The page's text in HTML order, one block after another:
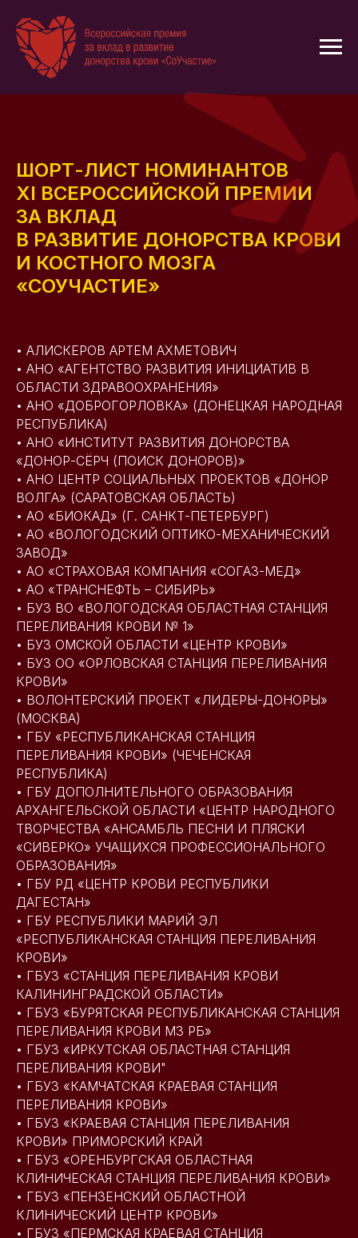
ШОРТ-ЛИСТ НОМИНАНТОВ
XI ВСЕРОССИЙСКОЙ ПРЕМИИ
ЗА ВКЛАД
В РАЗВИТИЕ ДОНОРСТВА КРОВИ
И КОСТНОГО МОЗГА
«СОУЧАСТИЕ»
• АЛИСКЕРОВ АРТЕМ АХМЕТОВИЧ
• АНО «АГЕНТСТВО РАЗВИТИЯ ИНИЦИАТИВ В
ОБЛАСТИ ЗДРАВООХРАНЕНИЯ»
• АНО «ДОБРОГОРЛОВКА» (ДОНЕЦКАЯ НАРОДНАЯ
РЕСПУБЛИКА)
• АНО «ИНСТИТУТ РАЗВИТИЯ ДОНОРСТВА
«ДОНОР-СЁРЧ (ПОИСК ДОНОРОВ)»
• АНО ЦЕНТР СОЦИАЛЬНЫХ ПРОЕКТОВ «ДОНОР
ВОЛГА» (САРАТОВСКАЯ ОБЛАСТЬ)
• АО «БИОКАД» (Г. САНКТ-ПЕТЕРБУРГ)
• АО «ВОЛОГОДСКИЙ ОПТИКО-МЕХАНИЧЕСКИЙ
ЗАВОД»
• АО «СТРАХОВАЯ КОМПАНИЯ «СОГАЗ-МЕД»
• АО «ТРАНСНЕФТЬ – СИБИРЬ»
• БУЗ ВО «ВОЛОГОДСКАЯ ОБЛАСТНАЯ СТАНЦИЯ
ПЕРЕЛИВАНИЯ КРОВИ № 1»
• БУЗ ОМСКОЙ ОБЛАСТИ «ЦЕНТР КРОВИ»
• БУЗ ОО «ОРЛОВСКАЯ СТАНЦИЯ ПЕРЕЛИВАНИЯ
КРОВИ»
• ВОЛОНТЕРСКИЙ ПРОЕКТ «ЛИДЕРЫ-ДОНОРЫ»
(МОСКВА)
• ГБУ «РЕСПУБЛИКАНСКАЯ СТАНЦИЯ
ПЕРЕЛИВАНИЯ КРОВИ» (ЧЕЧЕНСКАЯ
РЕСПУБЛИКА)
• ГБУ ДОПОЛНИТЕЛЬНОГО ОБРАЗОВАНИЯ
АРХАНГЕЛЬСКОЙ ОБЛАСТИ «ЦЕНТР НАРОДНОГО
ТВОРЧЕСТВА «АНСАМБЛЬ ПЕСНИ И ПЛЯСКИ
«СИВЕРКО» УЧАЩИХСЯ ПРОФЕССИОНАЛЬНОГО
ОБРАЗОВАНИЯ»
• ГБУ РД «ЦЕНТР КРОВИ РЕСПУБЛИКИ
ДАГЕСТАН»
• ГБУ РЕСПУБЛИКИ МАРИЙ ЭЛ
«РЕСПУБЛИКАНСКАЯ СТАНЦИЯ ПЕРЕЛИВАНИЯ
КРОВИ»
• ГБУЗ «СТАНЦИЯ ПЕРЕЛИВАНИЯ КРОВИ
КАЛИНИНГРАДСКОЙ ОБЛАСТИ»
• ГБУЗ «БУРЯТСКАЯ РЕСПУБЛИКАНСКАЯ СТАНЦИЯ
ПЕРЕЛИВАНИЯ КРОВИ МЗ РБ»
• ГБУЗ «ИРКУТСКАЯ ОБЛАСТНАЯ СТАНЦИЯ
ПЕРЕЛИВАНИЯ КРОВИ"
• ГБУЗ «КАМЧАТСКАЯ КРАЕВАЯ СТАНЦИЯ
ПЕРЕЛИВАНИЯ КРОВИ»
• ГБУЗ «КРАЕВАЯ СТАНЦИЯ ПЕРЕЛИВАНИЯ
КРОВИ» ПРИМОРСКИЙ КРАЙ
• ГБУЗ «ОРЕНБУРГСКАЯ ОБЛАСТНАЯ
КЛИНИЧЕСКАЯ СТАНЦИЯ ПЕРЕЛИВАНИЯ КРОВИ»
• ГБУЗ «ПЕНЗЕНСКИЙ ОБЛАСТНОЙ
КЛИНИЧЕСКИЙ ЦЕНТР КРОВИ»
• ГБУЗ «ПЕРМСКАЯ КРАЕВАЯ СТАНЦИЯ